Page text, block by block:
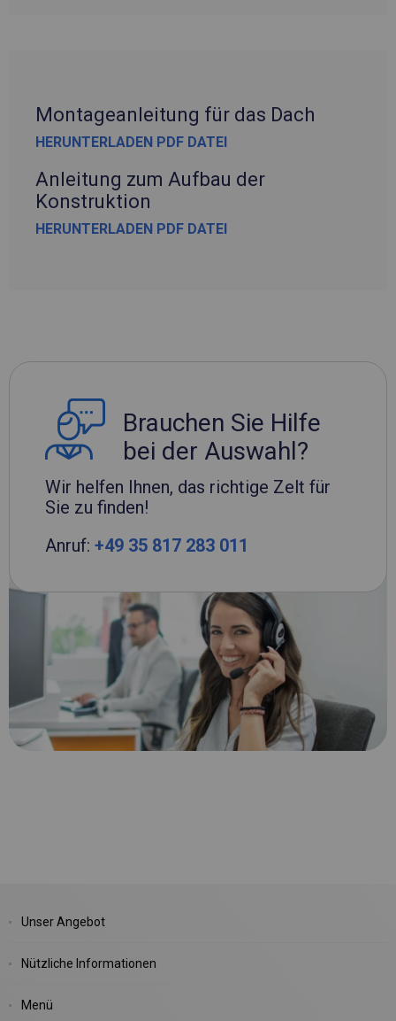
Montageanleitung für das Dach
HERUNTERLADEN PDF DATEI
Anleitung zum Aufbau der
Konstruktion
HERUNTERLADEN PDF DATEI
Brauchen Sie Hilfe
bei der Auswahl?
Wir helfen Ihnen, das richtige Zelt für
Sie zu finden!
Anruf: +49 35 817 283 011
Unser Angebot
Nützliche Informationen
Menü